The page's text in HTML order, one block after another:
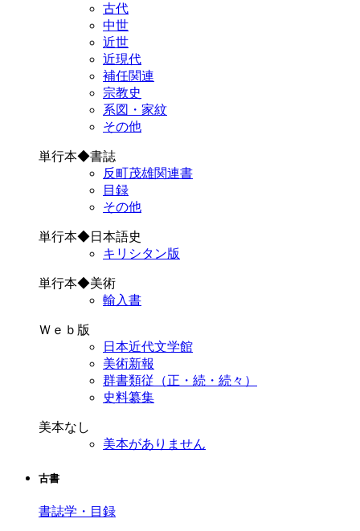
古代
中世
近世
近現代
補任関連
宗教史
系図・家紋
その他
単行本◆書誌
反町茂雄関連書
目録
その他
単行本◆日本語史
キリシタン版
単行本◆美術
輸入書
Ｗｅｂ版
日本近代文学館
美術新報
群書類従（正・続・続々）
史料纂集
美本なし
美本がありません
古書
書誌学・目録